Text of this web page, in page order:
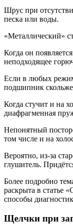
Шрус при
песка или воды.
«Металлический»
Когда он
неподходящее
Если в любых
подшипник
Когда стучит и на
диафрагменная
Непонятный
том числе и на
Вероятно, из-за
глушитель.
Более подробно
раскрыта в статье
способы
Щелчки при